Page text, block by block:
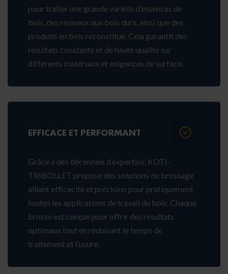
pour traiter une grande variété d’essences de
bois, des résineux aux bois durs, ainsi que des
produits en bois reconstitué. Cela garantit des
résultats constants et de haute qualité sur
différents matériaux et exigences de surface.
EFFICACE ET PERFORMANT
Grâce à des décennies d’expertise, KOTI-
TRIBOLLET propose des solutions de brossage
alliant efficacité et précision pour pratiquement
toutes les applications de travail du bois. Chaque
brosse est conçue pour offrir des résultats
optimaux tout en réduisant le temps de
traitement et l’usure.